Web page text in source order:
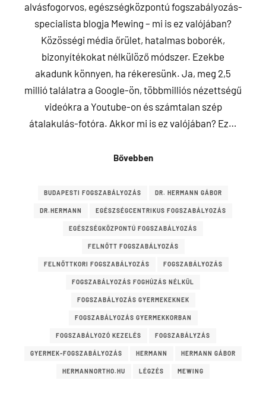
alvásfogorvos, egészségközpontú fogszabályozás-
specialista blogja Mewing – mi is ez valójában?
Közösségi média őrület, hatalmas boborék,
bizonyítékokat nélkülöző módszer. Ezekbe
akadunk könnyen, ha rékeresünk. Ja, meg 2,5
millió találatra a Google-ön, többmilliós nézettségű
videókra a Youtube-on és számtalan szép
átalakulás-fotóra. Akkor mi is ez valójában? Ez…
Bővebben
BUDAPESTI FOGSZABÁLYOZÁS DR. HERMANN GÁBOR
DR.HERMANN EGÉSZSÉGCENTRIKUS FOGSZABÁLYOZÁS
EGÉSZSÉGKÖZPONTÚ FOGSZABÁLYOZÁS
FELNŐTT FOGSZABÁLYOZÁS
FELNŐTTKORI FOGSZABÁLYOZÁS FOGSZABÁLYOZÁS
FOGSZABÁLYOZÁS FOGHÚZÁS NÉLKÜL
FOGSZABÁLYOZÁS GYERMEKEKNEK
FOGSZABÁLYOZÁS GYERMEKKORBAN
FOGSZABÁLYOZÓ KEZELÉS FOGSZABÁLYZÁS
GYERMEK-FOGSZABÁLYOZÁS HERMANN HERMANN GÁBOR
HERMANNORTHO.HU LÉGZÉS MEWING